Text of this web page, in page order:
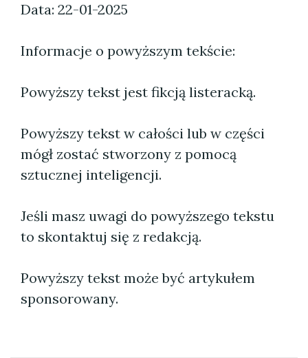
Data: 22-01-2025
Informacje o powyższym tekście:
Powyższy tekst jest fikcją listeracką.
Powyższy tekst w całości lub w części
mógł zostać stworzony z pomocą
sztucznej inteligencji.
Jeśli masz uwagi do powyższego tekstu
to skontaktuj się z redakcją.
Powyższy tekst może być artykułem
sponsorowany.